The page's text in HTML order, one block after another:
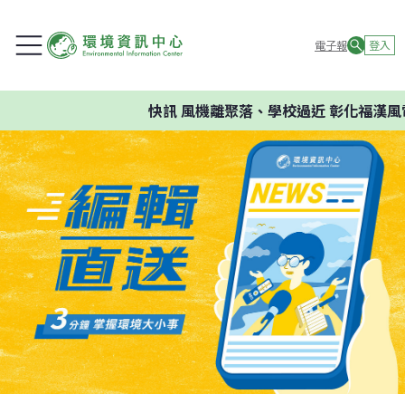
電子報 登入
快訊風機離聚落、學校過近 彰化福漢風